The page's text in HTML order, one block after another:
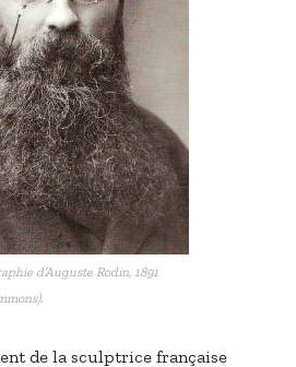
d’Auguste Rodin, 1891
de la sculptrice française